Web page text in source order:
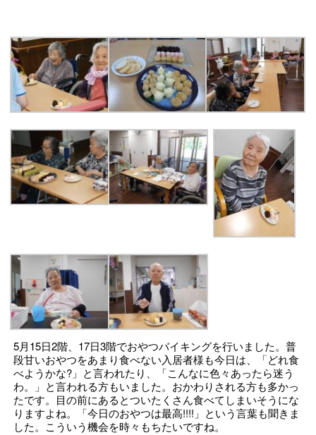
5月15日2階、17日3階でおやつバイキングを行いました。普
段甘いおやつをあまり食べない入居者様も今日は、「どれ食
べようかな?」と言われたり、「こんなに色々あったら迷う
わ。」と言われる方もいました。おかわりされる方も多かっ
たです。目の前にあるとついたくさん食べてしまいそうにな
りますよね。「今日のおやつは最高!!!!」という言葉も聞きま
した。こういう機会を時々もちたいですね。